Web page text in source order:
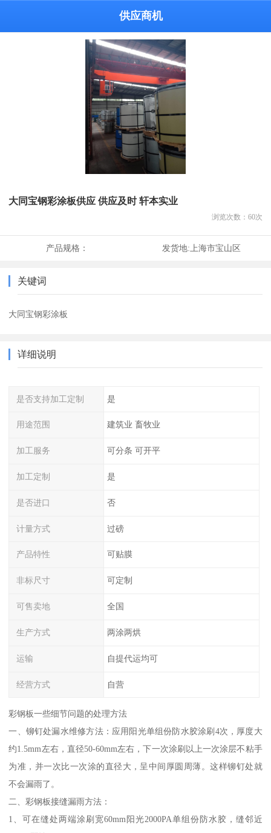
供应商机
大同宝钢彩涂板供应 供应及时 轩本实业
浏览次数： 60次
产品规格： 发货地:上海市宝山区
关键词
大同宝钢彩涂板
详细说明
是否支持加工定制 是
用途范围 建筑业 畜牧业
加工服务 可分条 可开平
加工定制 是
是否进口 否
计量方式 过磅
产品特性 可贴膜
非标尺寸 可定制
可售卖地 全国
生产方式 两涂两烘
运输 自提代运均可
经营方式 自营
彩钢板一些细节问题的处理方法
一、铆钉处漏水维修方法：应用阳光单组份防水胶涂刷4次，厚度大
约1.5mm左右，直径50-60mm左右，下一次涂刷以上一次涂层不粘手
为准，并一次比一次涂的直径大，呈中间厚圆周薄。这样铆钉处就
不会漏雨了。
二、彩钢板接缝漏雨方法：
1、可在缝处两端涂刷宽60mm阳光2000PA单组份防水胶，缝邻近